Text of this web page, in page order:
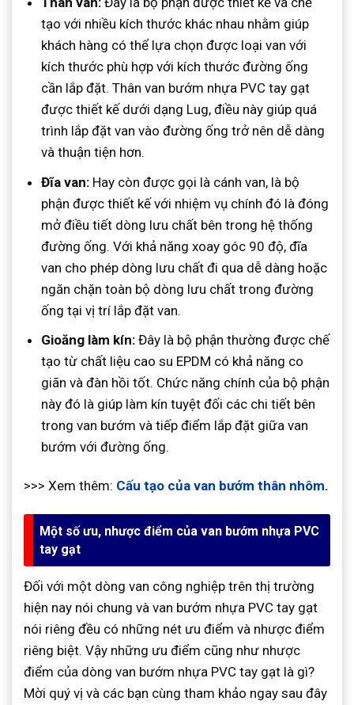
tạo với nhiều kích thước khác nhau nhằm giúp
khách hàng có thể lựa chọn được loại van với
kích thước phù hợp với kích thước đường ống
cần lắp đặt. Thân van bướm nhựa PVC tay gạt
được thiết kế dưới dạng Lug, điều này giúp quá
trình lắp đặt van vào đường ống trở nên dễ dàng
và thuận tiện hơn.
Đĩa van: Hay còn được gọi là cánh van, là bộ
phận được thiết kế với nhiệm vụ chính đó là đóng
mở điều tiết dòng lưu chất bên trong hệ thống
đường ống. Với khả năng xoay góc 90 độ, đĩa
van cho phép dòng lưu chất đi qua dễ dàng hoặc
ngăn chặn toàn bộ dòng lưu chất trong đường
ống tại vị trí lắp đặt van.
Gioăng làm kín:Đây là bộ phận thường được chế
tạo từ chất liệu cao su EPDM có khả năng co
giãn và đàn hồi tốt. Chức năng chính của bộ phận
này đó là giúp làm kín tuyệt đối các chi tiết bên
trong van bướm và tiếp điểm lắp đặt giữa van
bướm với đường ống.
>>> Xem thêm: Cấu tạo của van bướm thân nhôm.
Một số ưu, nhược điểm của van bướm nhựa PVC
tay gạt
Đối với một dòng van công nghiệp trên thị trường
hiện nay nói chung và van bướm nhựa PVC tay gạt
nói riêng đều có những nét ưu điểm và nhược điểm
riêng biệt. Vậy những ưu điểm cũng như nhược
điểm của dòng van bướm nhựa PVC tay gạt là gì?
Mời quý vị và các bạn cùng tham khảo ngay sau đây